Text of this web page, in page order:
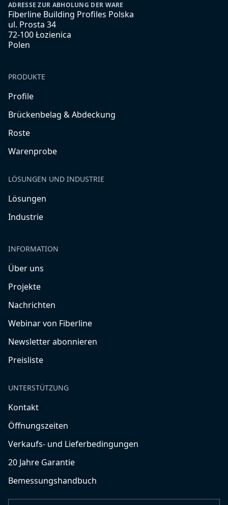
ADRESSE ZUR ABHOLUNG DER WARE
Fiberline Building Profiles Polska
ul. Prosta 34
72-100 Łozienica
Polen
PRODUKTE
Profile
Brückenbelag & Abdeckung
Roste
Warenprobe
LÖSUNGEN UND INDUSTRIE
Lösungen
Industrie
INFORMATION
Über uns
Projekte
Nachrichten
Webinar von Fiberline
Newsletter abonnieren
Preisliste
UNTERSTÜTZUNG
Kontakt
Öffnungszeiten
Verkaufs- und Lieferbedingungen
20 Jahre Garantie
Bemessungshandbuch